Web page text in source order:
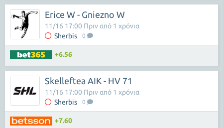
Erice W - Gniezno W
Sherbis 0
11/16 17:00 Πριν από 1 χρόνια
+6.56
Skelleftea AIK - HV 71
Sherbis 0
11/16 17:00 Πριν από 1 χρόνια
+7.60